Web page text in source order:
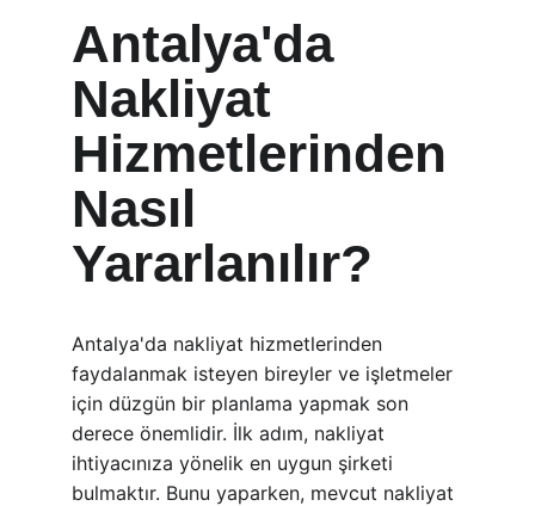
Antalya'da
Nakliyat
Hizmetlerinden
Nasıl
Yararlanılır?
Antalya'da nakliyat hizmetlerinden
faydalanmak isteyen bireyler ve işletmeler
için düzgün bir planlama yapmak son
derece önemlidir. İlk adım, nakliyat
ihtiyacınıza yönelik en uygun şirketi
bulmaktır. Bunu yaparken, mevcut nakliyat